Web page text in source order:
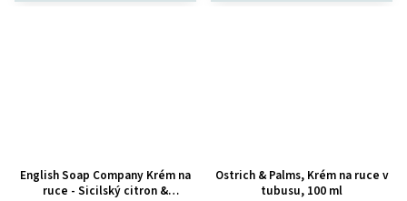
English Soap Company Krém na
ruce - Sicilský citron &
Ostrich & Palms, Krém na ruce v
tubusu, 100 ml